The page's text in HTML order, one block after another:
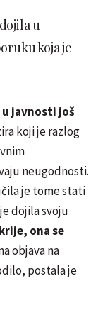
u
koja je
javnosti još
koji je razlog
neugodnosti.
je tome stati
dojila svoju
ona se
objava na
postala je